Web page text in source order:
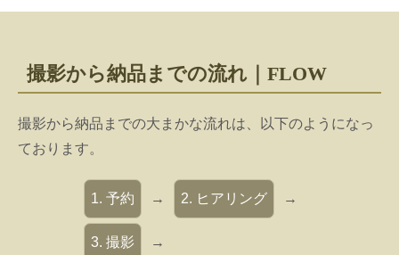
撮影から納品までの流れ｜FLOW
撮影から納品までの大まかな流れは、以下のようになっ
ております。
1. 予約 → 2. ヒアリング →
3. 撮影 →